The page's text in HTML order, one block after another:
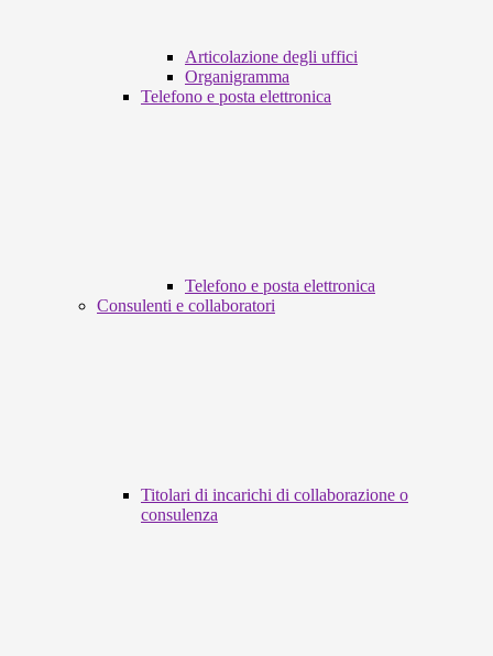
Articolazione degli uffici
Organigramma
Telefono e posta elettronica
Telefono e posta elettronica
Consulenti e collaboratori
Titolari di incarichi di collaborazione o
consulenza